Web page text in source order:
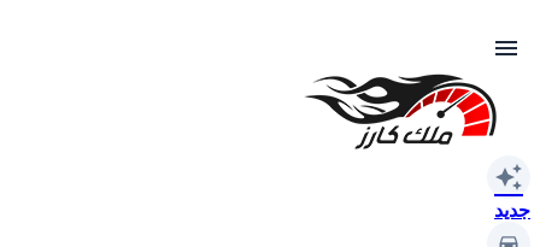
menu
auto_awesome
جديد